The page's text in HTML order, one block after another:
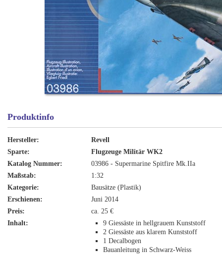
Produktinfo
Hersteller:
Revell
Sparte:
Flugzeuge Militär WK2
Katalog Nummer:
03986 - Supermarine Spitfire Mk.IIa
Maßstab:
1:32
Kategorie:
Bausätze (Plastik)
Erschienen:
Juni 2014
Preis:
ca. 25 €
Inhalt:
9 Giessäste in hellgrauem Kunststoff
2 Giessäste aus klarem Kunststoff
1 Decalbogen
Bauanleitung in Schwarz-Weiss